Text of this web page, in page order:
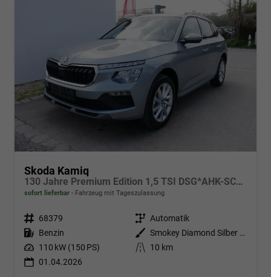
Skoda Kamiq
130 Jahre Premium Edition 1,5 TSI DSG*AHK-SCHWENKBAR*PDC*LED*KAMERA*SHZ*TEMPOMAT
sofort lieferbar Fahrzeug mit Tageszulassung
Fahrzeugnr. 68379 Getriebe Automatik
Kraftstoff Benzin Außenfarbe
Smokey Diamond Silber Metallic
Leistung 110 kW (150 PS) Kilometerstand
10 km
01.04.2026